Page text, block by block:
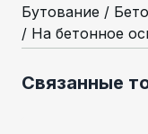
Бутование /
/ На бетонное
Связанные